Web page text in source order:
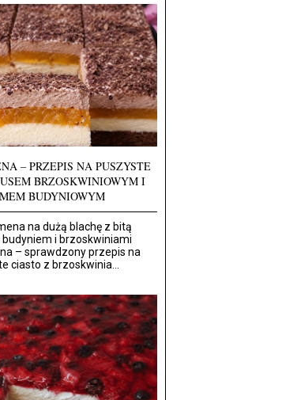
– PRZEPIS NA PUSZYSTE
BRZOSKWINIOWYM I
BUDYNIOWYM
na dużą blachę z bitą
i brzoskwiniami
– sprawdzony przepis na
ciasto z brzoskwinia...